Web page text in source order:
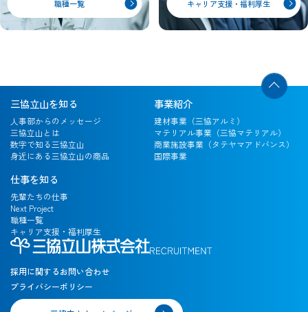
職種一覧 キャリア支援・福利厚生
採用に関するお問い合わせ
プライバシーポリシー
三協立山を知る
人事部からのメッセージ
三協立山とは
数字で知る三協立山
身近にある三協立山の商品
事業紹介
建材事業（三協アルミ）
マテリアル事業（三協マテリアル）
商業施設事業（タテヤマアドバンス）
国際事業
仕事を知る
先輩たちの仕事
Next Project
職種一覧
キャリア支援・福利厚生